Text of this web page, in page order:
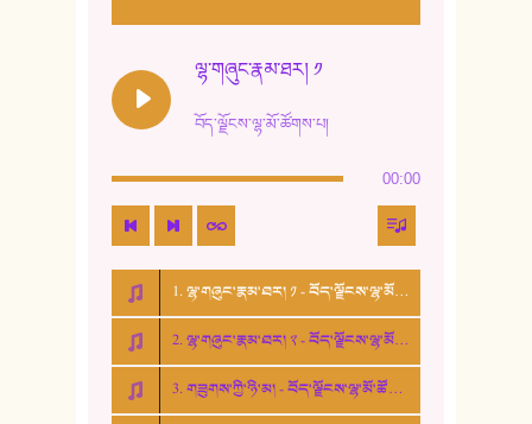
15. ཤམ་པ་ལ་ཡི་སྲས་མོ།
16. ལྷ་བུ་དར་བུ།
17. ང་བོད་པ་ཡིན། - ཕུར་བུ་རྣམ་རྒྱལ།
18. ང་ལ་བྱམས་པའི་ཨ་མ།
19. ཆ་རྐྱེན་མེད་པའི་སེམས།
ལྷ་གཞུང་རྣམ་ཐར། ༡
བོད་ལྗོངས་ལྷ་མོ་ཚོགས་པ།
00:00
1. ལྷ་གཞུང་རྣམ་ཐར། ༡ - བོད་ལྗོངས་ལྷ་མོ་ཚོགས་པ།
2. ལྷ་གཞུང་རྣམ་ཐར། ༢ - བོད་ལྗོངས་ལྷ་མོ་ཚོགས་པ།
3. གཟུགས་ཀྱི་ཉི་མ། - བོད་ལྗོངས་ལྷ་མོ་ཚོགས་པ།